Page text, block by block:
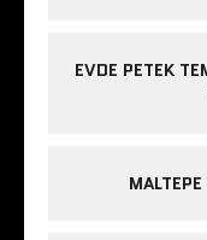
EVDE PETEK